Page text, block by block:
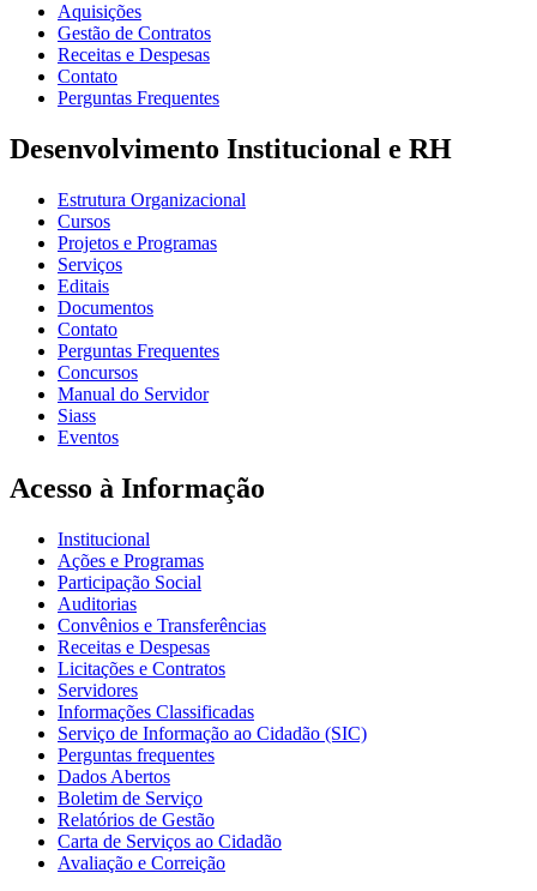
Aquisições
Gestão de Contratos
Receitas e Despesas
Contato
Perguntas Frequentes
Desenvolvimento Institucional e RH
Estrutura Organizacional
Cursos
Projetos e Programas
Serviços
Editais
Documentos
Contato
Perguntas Frequentes
Concursos
Manual do Servidor
Siass
Eventos
Acesso à Informação
Institucional
Ações e Programas
Participação Social
Auditorias
Convênios e Transferências
Receitas e Despesas
Licitações e Contratos
Servidores
Informações Classificadas
Serviço de Informação ao Cidadão (SIC)
Perguntas frequentes
Dados Abertos
Boletim de Serviço
Relatórios de Gestão
Carta de Serviços ao Cidadão
Avaliação e Correição